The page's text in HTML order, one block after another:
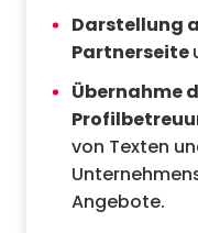
Darstellung
Partnerseite
Übernahme
von Texten
Angebote.